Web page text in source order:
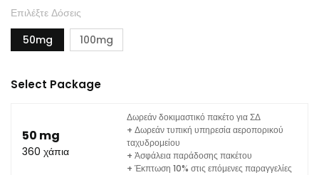
Επιλέξτε Δόσεις
50mg
100mg
Select Package
50 mg
360 χάπια
Δωρεάν δοκιμαστικό πακέτο για ΣΔ
+ Δωρεάν τυπική υπηρεσία αεροπορικού
ταχυδρομείου
+ Ἀσφάλεια παράδοσης πακέτου
+ Έκπτωση 10% στις επόμενες παραγγελίες